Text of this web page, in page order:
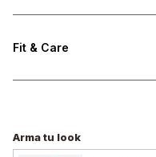
Fit & Care
Arma tu look